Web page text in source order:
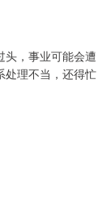
头，事业可能会遭
处理不当，还得忙